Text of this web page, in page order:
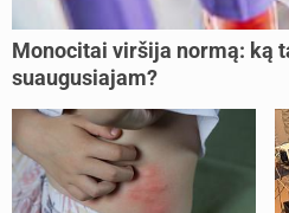
Monocitai viršija normą: ką
suaugusiajam?